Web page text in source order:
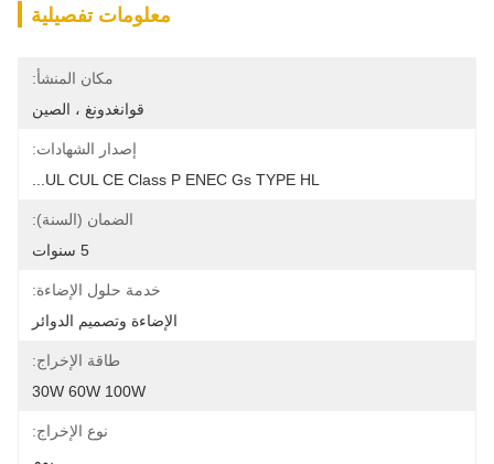
معلومات تفصيلية
مكان المنشأ:
قوانغدونغ ، الصين
إصدار الشهادات:
UL CUL CE Class P ENEC Gs TYPE HL...
الضمان (السنة):
5 سنوات
خدمة حلول الإضاءة:
الإضاءة وتصميم الدوائر
طاقة الإخراج:
30W 60W 100W
نوع الإخراج: